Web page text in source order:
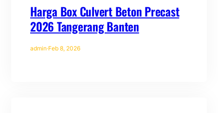
Harga Box Culvert Beton Precast
2026 Tangerang Banten
admin·Feb 8, 2026